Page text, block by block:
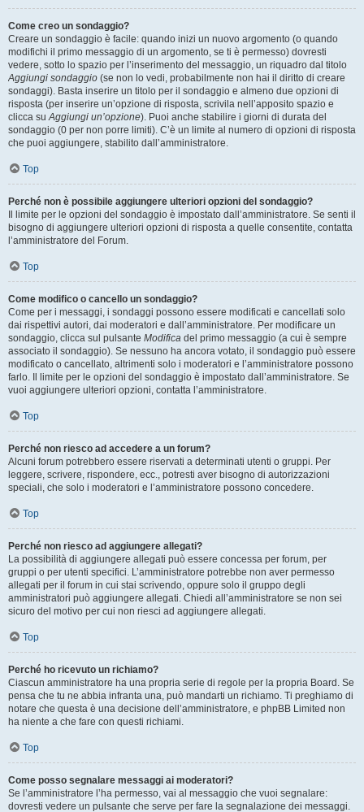
Come creo un sondaggio?
Creare un sondaggio è facile: quando inizi un nuovo argomento (o quando
modifichi il primo messaggio di un argomento, se ti è permesso) dovresti
vedere, sotto lo spazio per l’inserimento del messaggio, un riquadro dal titolo
Aggiungi sondaggio (se non lo vedi, probabilmente non hai il diritto di creare
sondaggi). Basta inserire un titolo per il sondaggio e almeno due opzioni di
risposta (per inserire un’opzione di risposta, scrivila nell’apposito spazio e
clicca suAggiungi un’opzione). Puoi anche stabilire i giorni di durata del
sondaggio (0 per non porre limiti). C’è un limite al numero di opzioni di risposta
che puoi aggiungere, stabilito dall’amministratore.
Top
Perché non è possibile aggiungere ulteriori opzioni del sondaggio?
Il limite per le opzioni del sondaggio è impostato dall’amministratore. Se senti il
bisogno di aggiungere ulteriori opzioni di risposta a quelle consentite, contatta
l’amministratore del Forum.
Top
Come modifico o cancello un sondaggio?
Come per i messaggi, i sondaggi possono essere modificati e cancellati solo
dai rispettivi autori, dai moderatori e dall’amministratore. Per modificare un
sondaggio, clicca sul pulsante Modifica del primo messaggio (a cui è sempre
associato il sondaggio). Se nessuno ha ancora votato, il sondaggio può essere
modificato o cancellato, altrimenti solo i moderatori e l’amministratore possono
farlo. Il limite per le opzioni del sondaggio è impostato dall’amministratore. Se
vuoi aggiungere ulteriori opzioni, contatta l’amministratore.
Top
Perché non riesco ad accedere a un forum?
Alcuni forum potrebbero essere riservati a determinati utenti o gruppi. Per
leggere, scrivere, rispondere, ecc., potresti aver bisogno di autorizzazioni
speciali, che solo i moderatori e l’amministratore possono concedere.
Top
Perché non riesco ad aggiungere allegati?
La possibilità di aggiungere allegati può essere concessa per forum, per
gruppi o per utenti specifici. L’amministratore potrebbe non aver permesso
allegati per il forum in cui stai scrivendo, oppure solo il gruppo degli
amministratori può aggiungere allegati. Chiedi all’amministratore se non sei
sicuro del motivo per cui non riesci ad aggiungere allegati.
Top
Perché ho ricevuto un richiamo?
Ciascun amministratore ha una propria serie di regole per la propria Board. Se
pensa che tu ne abbia infranta una, può mandarti un richiamo. Ti preghiamo di
notare che questa è una decisione dell’amministratore, e phpBB Limited non
ha niente a che fare con questi richiami.
Top
Come posso segnalare messaggi ai moderatori?
Se l’amministratore l’ha permesso, vai al messaggio che vuoi segnalare:
dovresti vedere un pulsante che serve per fare la segnalazione dei messaggi.